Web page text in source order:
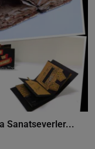
Sanatseverler...